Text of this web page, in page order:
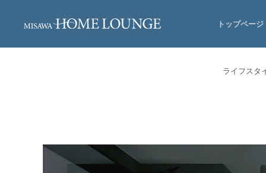
トップページ
ライフスタ